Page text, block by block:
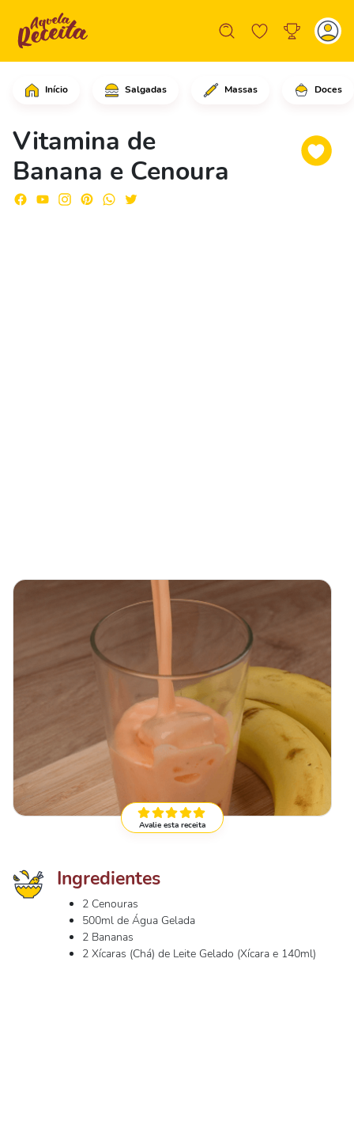
Início Salgadas Massas Doces
Vitamina de
Banana e Cenoura
Comece cortando as cenouras em
Avalie esta receita
Ingredientes
2 Cenouras
500ml de Água Gelada
2 Bananas
2 Xícaras (Chá) de Leite Gelado (Xícara e 140ml)